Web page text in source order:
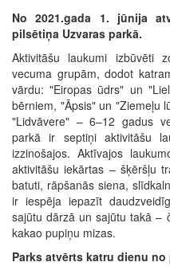
No 2021.gada 1. jūnija
pilsētiņa Uzvaras parkā.
Aktivitāšu laukumi izbūvēti
vecuma grupām, dodot
vārdu: "Eiropas ūdrs" un
bērniem, "Āpsis" un "Ziemeļu
"Lidvāvere" – 6–12 gadus
parkā ir septiņi aktivitāšu
izzinošajos. Aktīvajos
aktivitāšu iekārtas – šķēršļu
batuti, rāpšanās siena,
ir iespēja iepazīt
sajūtu dārzā un sajūtu takā –
kakao pupiņu mizas.
Parks atvērts katru dienu